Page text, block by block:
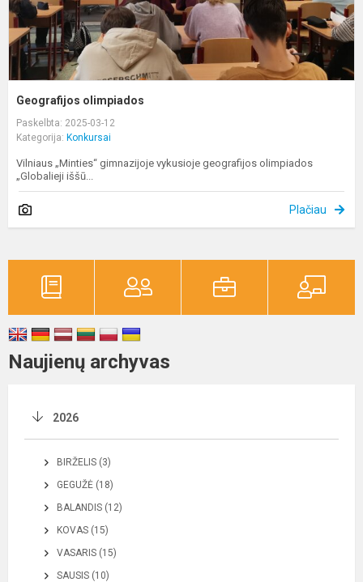
Geografijos olimpiados
Paskelbta: 2025-03-12
Kategorija: Konkursai
Vilniaus „Minties“ gimnazijoje vykusioje geografijos olimpiados
„Globalieji iššū...
Plačiau
Naujienų archyvas
2026
BIRŽELIS (3)
GEGUŽĖ (18)
BALANDIS (12)
KOVAS (15)
VASARIS (15)
SAUSIS (10)